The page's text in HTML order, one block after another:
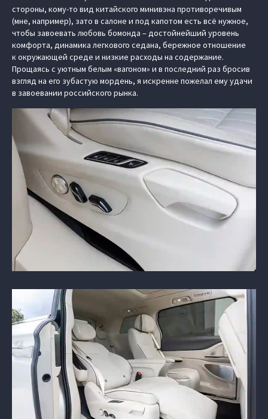
стороны, кому-то вид китайского минивэна противоречивым
(мне, например), зато в салоне и под капотом есть всё нужное,
чтобы завоевать любовь бомонда – достойнейший уровень
комфорта, динамика легкового седана, бережное отношение
к окружающей среде и низкие расходы на содержание.
Прощаясь с уютным белым «вагоном» и в последний раз бросив
взгляд на его зубастую мордень, я искренне пожелал ему удачи
в завоевании российского рынка.